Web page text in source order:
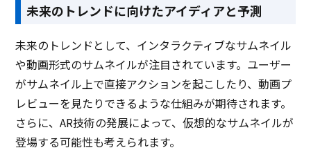
未来のトレンドに向けたアイディアと予測
未来のトレンドとして、インタラクティブなサムネイル
や動画形式のサムネイルが注目されています。ユーザー
がサムネイル上で直接アクションを起こしたり、動画プ
レビューを見たりできるような仕組みが期待されます。
さらに、AR技術の発展によって、仮想的なサムネイルが
登場する可能性も考えられます。